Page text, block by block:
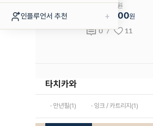
인플루언서 추천 +
50,000원
35,000원
0/ 11
타치카와
· 만년필(1) · 잉크 / 카트리지(1)